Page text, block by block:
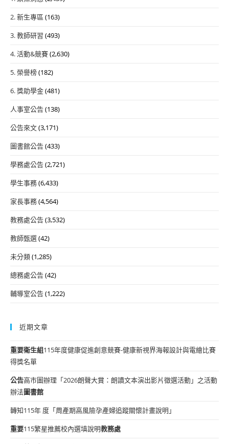
2. 新生專區 (163)
3. 教師研習 (493)
4. 活動&競賽(2,630)
5. 榮譽榜(182)
6. 獎助學金(481)
人事室公告(138)
公告來文(3,171)
圖書館公告(433)
學務處公告(2,721)
學生事務(6,433)
家長事務(4,564)
教務處公告(3,532)
教師甄選(42)
未分類(1,285)
總務處公告(42)
輔導室公告(1,222)
近期文章
重要衛生組115年度健康促進創意競賽-健康新視界海報設計與電繪比賽
得獎名單
公告高市圖辦理「2026朗聲大賞：朗讀文本演出影片徵選活動」之活動
辦法圖書館
轉知115年 度「周產期高風險孕產婦追蹤關懷計畫說明」
重要115繁星推薦校內選填說明教務處